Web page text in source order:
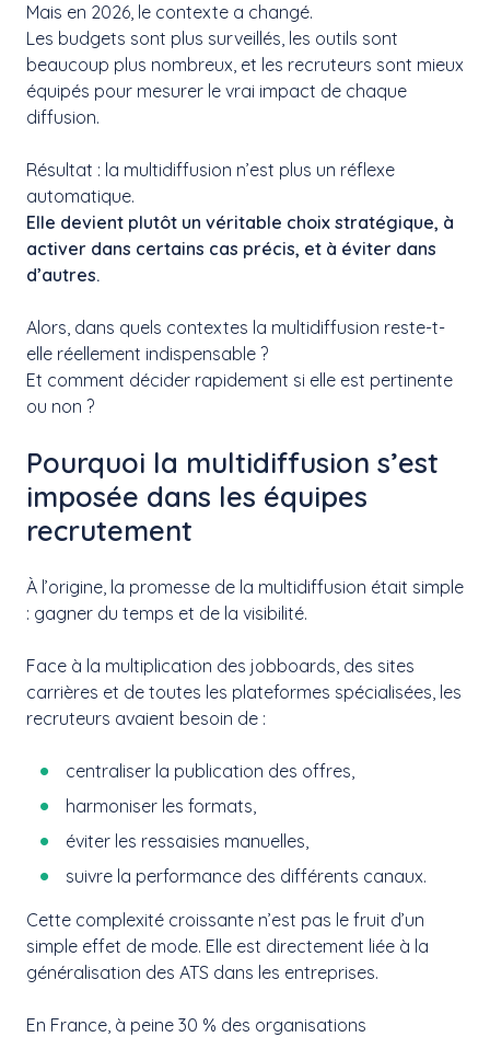
Mais en 2026, le contexte a changé.
Les budgets sont plus surveillés, les outils sont
beaucoup plus nombreux, et les recruteurs sont mieux
équipés pour mesurer le vrai impact de chaque
diffusion.
Résultat : la multidiffusion n’est plus un réflexe
automatique.
Elle devient plutôt un véritable choix stratégique, à
activer dans certains cas précis, et à éviter dans
d’autres.
Alors, dans quels contextes la multidiffusion reste-t-
elle réellement indispensable ?
Et comment décider rapidement si elle est pertinente
ou non ?
Pourquoi la multidiffusion s’est
imposée dans les équipes
recrutement
À l’origine, la promesse de la multidiffusion était simple
: gagner du temps et de la visibilité.
Face à la multiplication des jobboards, des sites
carrières et de toutes les plateformes spécialisées, les
recruteurs avaient besoin de :
centraliser la publication des offres,
harmoniser les formats,
éviter les ressaisies manuelles,
suivre la performance des différents canaux.
Cette complexité croissante n’est pas le fruit d’un
simple effet de mode. Elle est directement liée à la
généralisation des ATS dans les entreprises.
En France, à peine 30 % des organisations